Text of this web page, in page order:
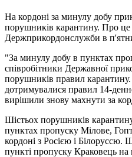
На кордоні за минулу добу
порушників карантину. Про це
Держприкордонслужби в
"За минулу добу в пунктах
співробітники Державної
порушників правил
дотримувалися правил 14-
вирішили знову махнути за
Шістьох порушників
пунктах пропуску Мілове,
кордоні з Росією і
пункті пропуску Краковець